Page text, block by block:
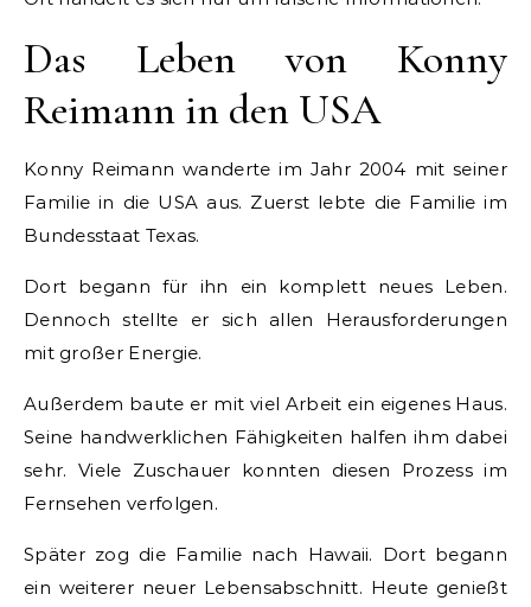
Das Leben von Konny
Reimann in den USA
Konny Reimann wanderte im Jahr 2004 mit seiner
Familie in die USA aus. Zuerst lebte die Familie im
Bundesstaat Texas.
Dort begann für ihn ein komplett neues Leben.
Dennoch stellte er sich allen Herausforderungen
mit großer Energie.
Außerdem baute er mit viel Arbeit ein eigenes Haus.
Seine handwerklichen Fähigkeiten halfen ihm dabei
sehr. Viele Zuschauer konnten diesen Prozess im
Fernsehen verfolgen.
Später zog die Familie nach Hawaii. Dort begann
ein weiterer neuer Lebensabschnitt. Heute genießt